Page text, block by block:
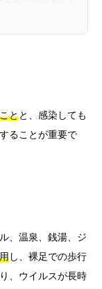
とと、感染しても
ることが重要で
、温泉、銭湯、ジ
し、裸足での歩行
、ウイルスが長時